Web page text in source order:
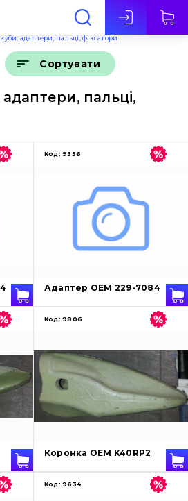
адаптери, пальці, фіксатори
пальці,
Сортувати
Код: 9356
Адаптер OEM 229-7084
Код: 9806
Коронка OEM K40RP2
Код: 9634